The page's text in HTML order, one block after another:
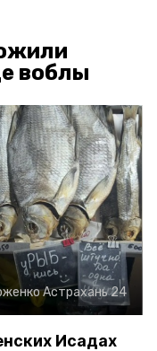
воблы
Астрахань 24
Исадах